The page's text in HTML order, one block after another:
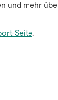
und mehr
Seite.